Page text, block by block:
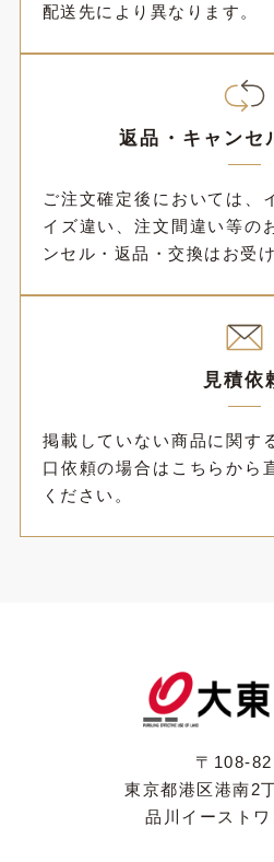
配送先により異なります。
返品・キャンセ
ご注文確定後においては、
イズ違い、注文間違い等の
ンセル・返品・交換はお受
見積依
掲載していない商品に関す
口依頼の場合はこちらから
ください。
〒108-
東京都港区港南2
品川イースト